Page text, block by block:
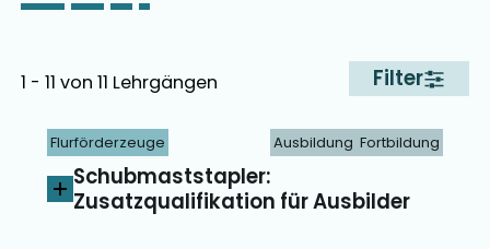
1 - 11 von 11 Lehrgängen Filter
Flurförderzeuge Ausbildung Fortbildung
Schubmaststapler:
Zusatzqualifikation für Ausbilder